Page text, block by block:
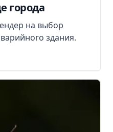
города
на выбор
здания.